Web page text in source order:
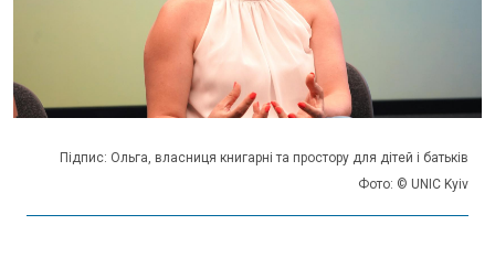
Підпис: Ольга, власниця книгарні та простору для дітей і батьків
Фото: © UNIC Kyiv